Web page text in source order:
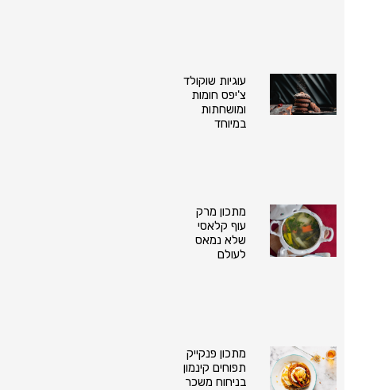
עוגיות שוקולד
צ'יפס חומות
ומושחתות
במיוחד
מתכון מרק
עוף קלאסי
שלא נמאס
לעולם
מתכון פנקייק
תפוחים קינמון
בניחוח משכר